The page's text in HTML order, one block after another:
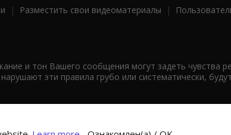
| Разместить свои видеоматериалы |
и тон Вашего сообщения могут задеть чувства
эти правила грубо или систематически,